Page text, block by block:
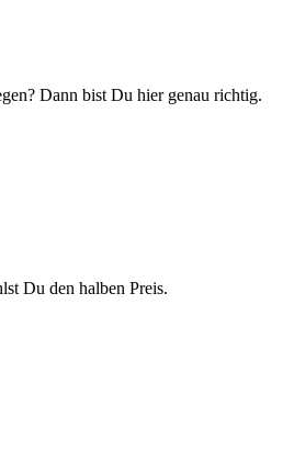
Dann bist Du hier genau richtig.
Du den halben Preis.